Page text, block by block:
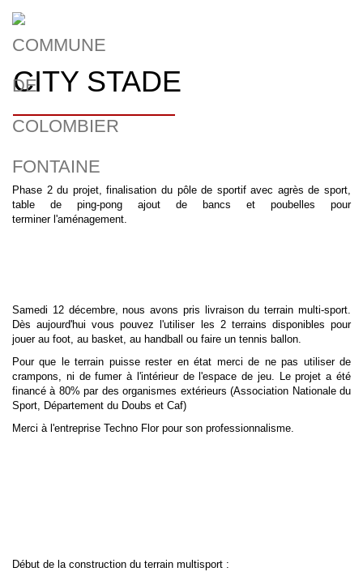
CITY STADE
Phase 2 du projet, finalisation du pôle de sportif avec agrès de sport,
table de ping-pong ajout de bancs et poubelles pour
terminer l'aménagement.
Samedi 12 décembre, nous avons pris livraison du terrain multi-sport.
Dès aujourd'hui vous pouvez l'utiliser les 2 terrains disponibles pour
jouer au foot, au basket, au handball ou faire un tennis ballon.
Pour que le terrain puisse rester en état merci de ne pas utiliser de
crampons, ni de fumer à l'intérieur de l'espace de jeu. Le projet a été
financé à 80% par des organismes extérieurs (Association Nationale du
Sport, Département du Doubs et Caf)
Merci à l'entreprise Techno Flor pour son professionnalisme.
Début de la construction du terrain multisport :